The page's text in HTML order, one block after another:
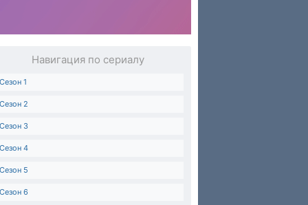
Навигация по сериалу
Сезон 1
Сезон 2
Сезон 3
Сезон 4
Сезон 5
Сезон 6